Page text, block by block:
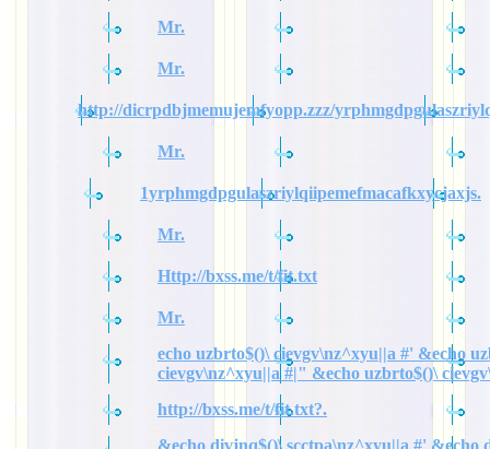
Mr.
Mr.
http://dicrpdbjmemujemfyopp.zzz/
Mr.
1yrphmgdpgulaszriylqiipemefmacafkxycjaxjs.
Mr.
Http://bxss.me/t/fit.txt
Mr.
echo uzbrto$()\ cievgv\nz^xyu||a #' &echo
cievgv\nz^xyu||a #|" &echo uzbrto$()\
http://bxss.me/t/fit.txt?.
&echo divjnq$()\ scctpa\nz^xyu||a #' &echo